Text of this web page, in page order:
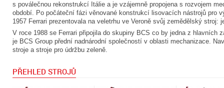
s poválečnou rekonstrukcí Itálie a je vzájemně propojena s rozvojem
období. Po počáteční fázi věnované konstrukcí lisovacích nástrojů pro
1957 Ferrari prezentovala na veletrhu ve Veroně svůj zemědělský stroj:
V roce 1988 se Ferrari připojila do skupiny BCS co by jedna z hlavních
je BCS Group přední nadnárodní společností v oblasti mechanizace.
stroje a stroje pro údržbu zeleně.
PŘEHLED STROJŮ